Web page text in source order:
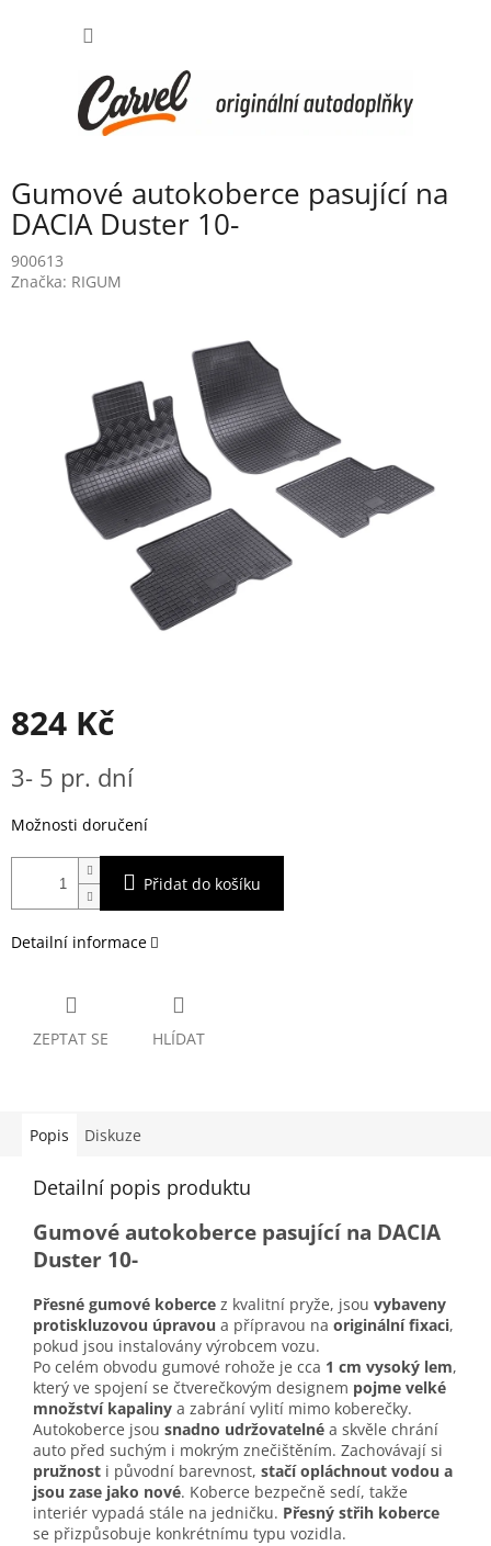
Gumové autokoberce pasující na
DACIA Duster 10-
900613
Značka: RIGUM
824 Kč
cena:
3- 5 pr. dní
Možnosti doručení
Přidat do košíku
Detailní informace
ZEPTAT SE HLÍDAT
Popis Diskuze
Detailní popis produktu
Gumové autokoberce pasující na DACIA
Duster 10-
Přesné gumové koberce z kvalitní pryže, jsou vybaveny
protiskluzovou úpravou a přípravou na originální fixaci,
pokud jsou instalovány výrobcem vozu.
Po celém obvodu gumové rohože je cca 1 cm vysoký lem,
který ve spojení se čtverečkovým designem pojme velké
množství kapaliny a zabrání vylití mimo koberečky.
Autokoberce jsou snadno udržovatelné a skvěle chrání
auto před suchým i mokrým znečištěním. Zachovávají si
pružnost i původní barevnost, stačí opláchnout vodou a
jsou zase jako nové. Koberce bezpečně sedí, takže
interiér vypadá stále na jedničku. Přesný střih koberce
se přizpůsobuje konkrétnímu typu vozidla.